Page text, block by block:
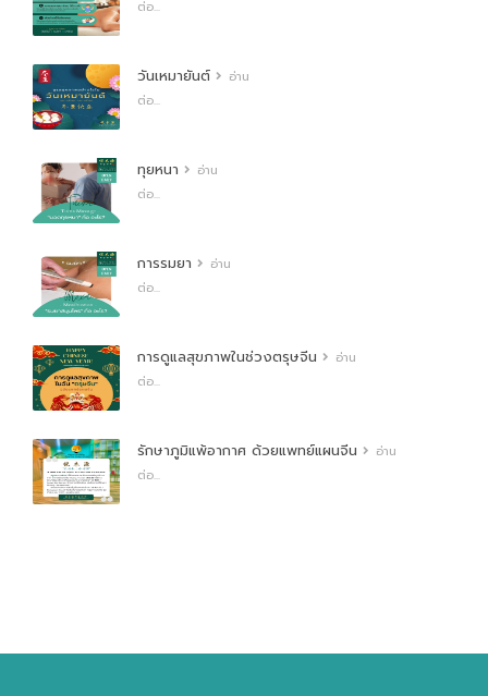
ต่อ...
วันเหมายันต์
อ่าน
ต่อ...
ทุยหนา
อ่าน
ต่อ...
การรมยา
อ่าน
ต่อ...
การดูแลสุขภาพในช่วงตรุษจีน
อ่าน
ต่อ...
รักษาภูมิแพ้อากาศ ด้วยแพทย์แผนจีน
อ่าน
ต่อ...